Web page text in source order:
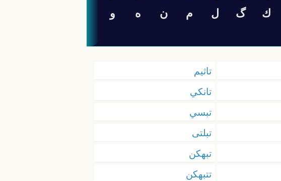
ك گ ل م ن ه
و
تاثيم
تانكي
تبسي
تبلتى
تبهكن
تتبهكن